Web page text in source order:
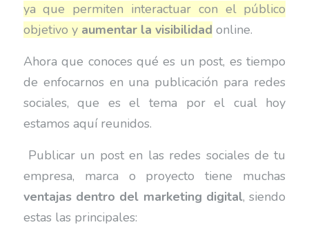
ya que permiten interactuar con el público
objetivo y aumentar la visibilidad online.
Ahora que conoces qué es un post, es tiempo
de enfocarnos en una publicación para redes
sociales, que es el tema por el cual hoy
estamos aquí reunidos.
Publicar un post en las redes sociales de tu
empresa, marca o proyecto tiene muchas
ventajas dentro del marketing digital, siendo
estas las principales: